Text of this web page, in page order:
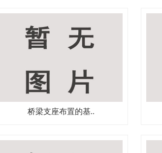
桥梁支座布置的基..